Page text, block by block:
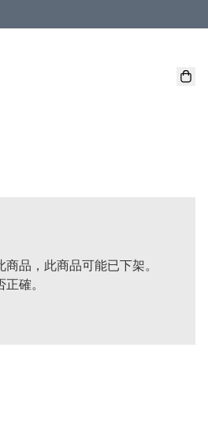
品，此商品可能已下架。
確。